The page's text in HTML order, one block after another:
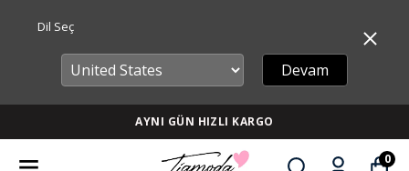
Dil Seç
Devam
AYNI GÜN HIZLI KARGO
0